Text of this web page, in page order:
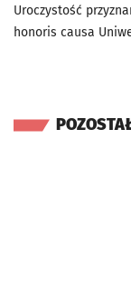
Uroczystość
honoris causa